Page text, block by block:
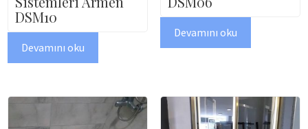
DSM10
Devamını oku
Devamını oku